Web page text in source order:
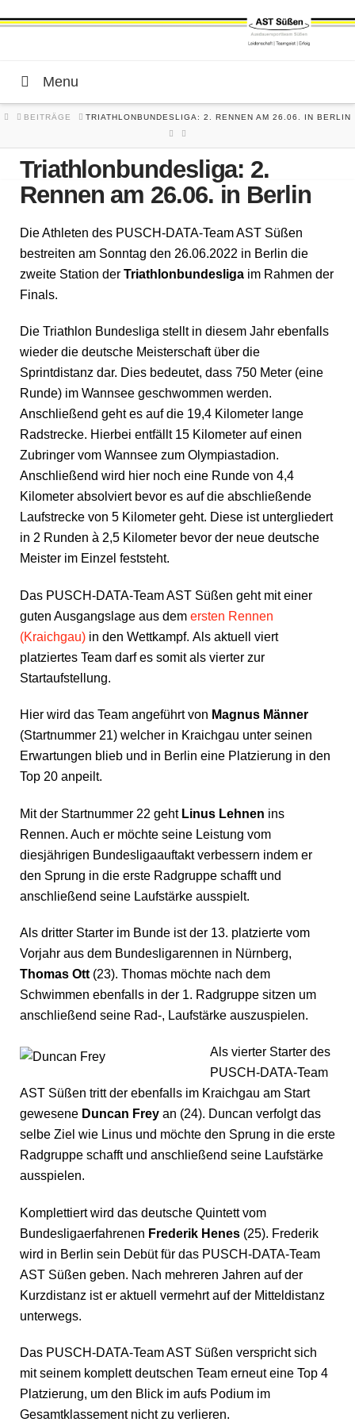
Menu
HOMEBEITRÄGE TRIATHLONBUNDESLIGA: 2. RENNEN AM 26.06. IN BERLIN
Triathlonbundesliga: 2.
Rennen am 26.06. in Berlin
Die Athleten des PUSCH-DATA-Team AST Süßen
bestreiten am Sonntag den 26.06.2022 in Berlin die
zweite Station der Triathlonbundesliga im Rahmen der
Finals.
Die Triathlon Bundesliga stellt in diesem Jahr ebenfalls
wieder die deutsche Meisterschaft über die
Sprintdistanz dar. Dies bedeutet, dass 750 Meter (eine
Runde) im Wannsee geschwommen werden.
Anschließend geht es auf die 19,4 Kilometer lange
Radstrecke. Hierbei entfällt 15 Kilometer auf einen
Zubringer vom Wannsee zum Olympiastadion.
Anschließend wird hier noch eine Runde von 4,4
Kilometer absolviert bevor es auf die abschließende
Laufstrecke von 5 Kilometer geht. Diese ist untergliedert
in 2 Runden à 2,5 Kilometer bevor der neue deutsche
Meister im Einzel feststeht.
Das PUSCH-DATA-Team AST Süßen geht mit einer
guten Ausgangslage aus dem ersten Rennen
(Kraichgau) in den Wettkampf. Als aktuell viert
platziertes Team darf es somit als vierter zur
Startaufstellung.
Hier wird das Team angeführt von Magnus Männer
(Startnummer 21) welcher in Kraichgau unter seinen
Erwartungen blieb und in Berlin eine Platzierung in den
Top 20 anpeilt.
Mit der Startnummer 22 geht Linus Lehnen ins
Rennen. Auch er möchte seine Leistung vom
diesjährigen Bundesligaauftakt verbessern indem er
den Sprung in die erste Radgruppe schafft und
anschließend seine Laufstärke ausspielt.
Als dritter Starter im Bunde ist der 13. platzierte vom
Vorjahr aus dem Bundesligarennen in Nürnberg,
Thomas Ott (23). Thomas möchte nach dem
Schwimmen ebenfalls in der 1. Radgruppe sitzen um
anschließend seine Rad-, Laufstärke auszuspielen.
Als vierter Starter des
PUSCH-DATA-Team
AST Süßen tritt der ebenfalls im Kraichgau am Start
gewesene Duncan Frey an (24). Duncan verfolgt das
selbe Ziel wie Linus und möchte den Sprung in die erste
Radgruppe schafft und anschließend seine Laufstärke
ausspielen.
Komplettiert wird das deutsche Quintett vom
Bundesligaerfahrenen Frederik Henes (25). Frederik
wird in Berlin sein Debüt für das PUSCH-DATA-Team
AST Süßen geben. Nach mehreren Jahren auf der
Kurzdistanz ist er aktuell vermehrt auf der Mitteldistanz
unterwegs.
Das PUSCH-DATA-Team AST Süßen verspricht sich
mit seinem komplett deutschen Team erneut eine Top 4
Platzierung, um den Blick im aufs Podium im
Gesamtklassement nicht zu verlieren.